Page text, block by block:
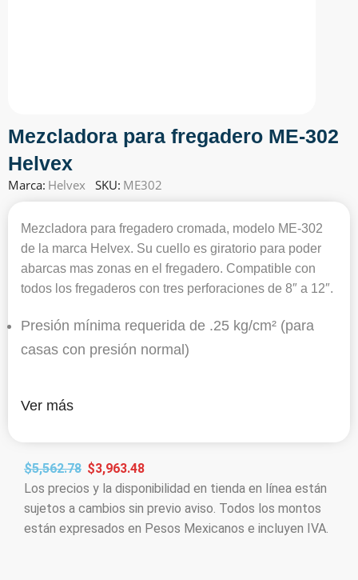
Mezcladora para fregadero ME-302
Helvex
Marca: Helvex SKU: ME302
Mezcladora para fregadero cromada, modelo ME-302
de la marca Helvex. Su cuello es giratorio para poder
abarcas mas zonas en el fregadero. Compatible con
todos los fregaderos con tres perforaciones de 8″ a 12″.
Presión mínima requerida de .25 kg/cm² (para
casas con presión normal)
Ver más
$5,562.78 $3,963.48
Los precios y la disponibilidad en tienda en línea están
sujetos a cambios sin previo aviso. Todos los montos
están expresados en Pesos Mexicanos e incluyen IVA.